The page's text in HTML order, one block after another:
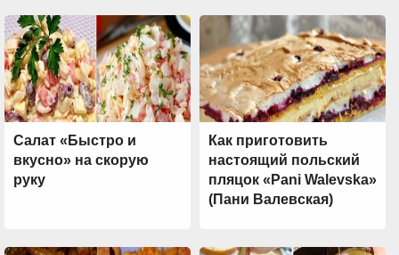
Салат «Быстро и
вкусно» на скорую
руку
Как приготовить
настоящий польский
пляцок «Pani Walevska»
(Пани Валевская)